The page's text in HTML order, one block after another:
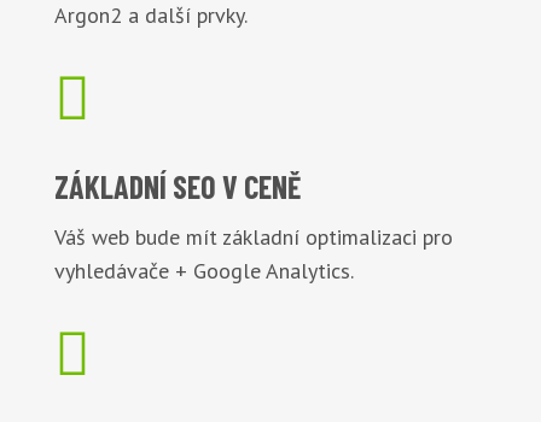
Argon2 a další prvky.

ZÁKLADNÍ SEO V CENĚ
Váš web bude mít základní optimalizaci pro
vyhledávače + Google Analytics.
